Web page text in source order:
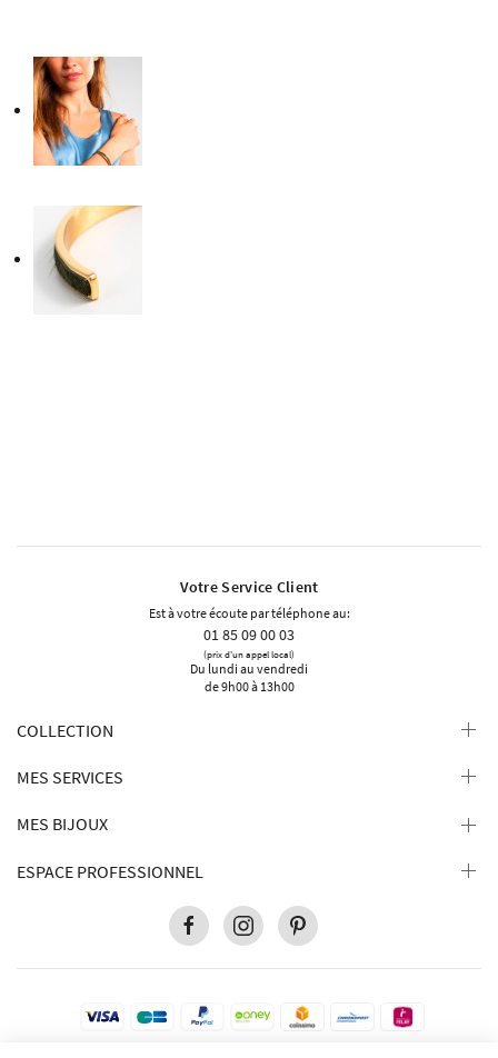
Votre Service Client
Est à votre écoute par téléphone au:
01 85 09 00 03
(prix d'un appel local)
Du lundi au vendredi
de 9h00 à 13h00
COLLECTION
MES SERVICES
MES BIJOUX
ESPACE PROFESSIONNEL